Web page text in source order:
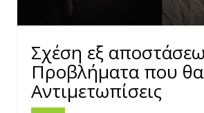
Σχέση εξ
Προβλήματα που θα
Αντιμετωπίσεις